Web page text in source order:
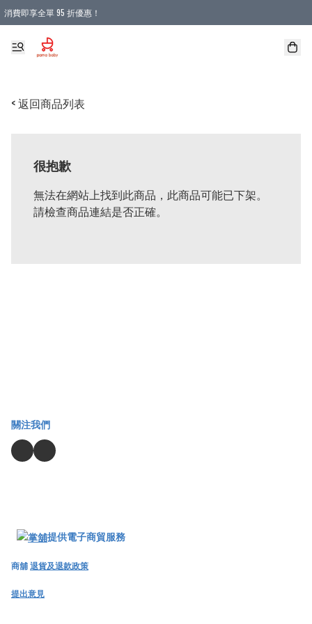
消費即享全單 95 折優惠！
購物滿 HKD 900.00即享免運費優惠！（適用於 本地送貨、本地取貨 )
< 返回商品列表
很抱歉
無法在網站上找到此商品，此商品可能已下架。
請檢查商品連結是否正確。
關注我們
提供電子商貿服務
商舖退貨及退款政策
提出意見